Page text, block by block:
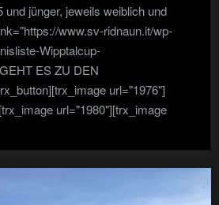
und jünger, jeweils weiblich und
www.sv-ridnaun.it/wp-
Wipptalcup-
ES ZU DEN
url="1976"]
url="1980"][trx_image